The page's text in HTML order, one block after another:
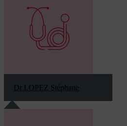
Dr LOPEZ Stéphane